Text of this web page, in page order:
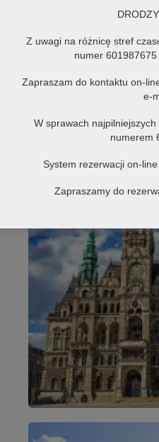
Z uwagi na różnicę stref
numer 601987675
Zapraszam do kontaktu on-
e-
W sprawach
numerem
System rezerwacji on-
Zapraszamy do